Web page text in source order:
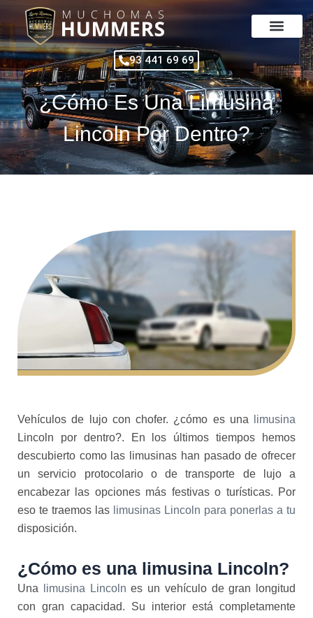
al
contenido
93 441 69 69
¿Cómo Es Una Limusina
Lincoln Por Dentro?
Vehículos de lujo con chofer. ¿cómo es una
limusina
Lincoln por dentro?. En los últimos tiempos hemos
descubierto como las limusinas han pasado de ofrecer
un servicio protocolario o de transporte de lujo a
encabezar las opciones más festivas o turísticas. Por
eso te traemos las limusinas Lincoln para ponerlas a tu
disposición.
¿Cómo es una limusina Lincoln?
Una limusina Lincoln es un vehículo de gran longitud
con gran capacidad. Su interior está completamente